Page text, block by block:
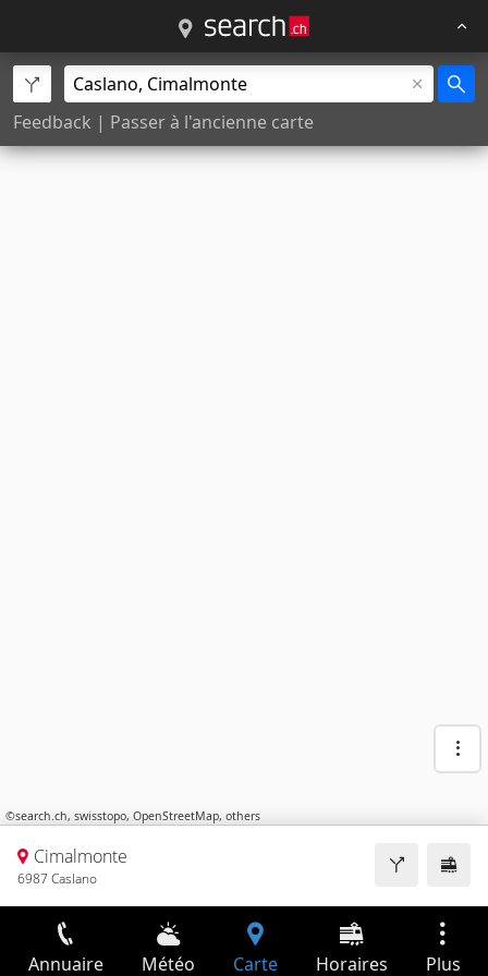
Feedback | Passer à l'ancienne carte
©search.ch, swisstopo, OpenStreetMap, others
Cimalmonte
6987 Caslano
Annuaire Météo Carte Horaires Plus